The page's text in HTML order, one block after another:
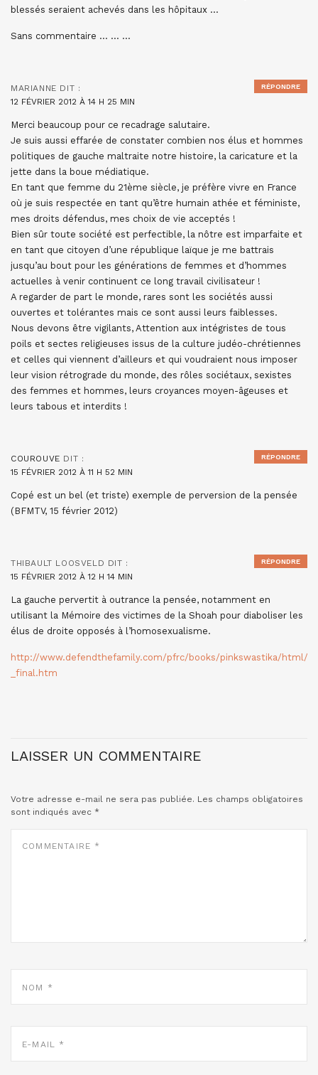
blessés seraient achevés dans les hôpitaux …
Sans commentaire … … …
MARIANNE DIT :
12 FÉVRIER 2012 À 14 H 25 MIN
Merci beaucoup pour ce recadrage salutaire.
Je suis aussi effarée de constater combien nos élus et hommes
politiques de gauche maltraite notre histoire, la caricature et la
jette dans la boue médiatique.
En tant que femme du 21ème siècle, je préfère vivre en France
où je suis respectée en tant qu’être humain athée et féministe,
mes droits défendus, mes choix de vie acceptés !
Bien sûr toute société est perfectible, la nôtre est imparfaite et
en tant que citoyen d’une république laïque je me battrais
jusqu’au bout pour les générations de femmes et d’hommes
actuelles à venir continuent ce long travail civilisateur !
A regarder de part le monde, rares sont les sociétés aussi
ouvertes et tolérantes mais ce sont aussi leurs faiblesses.
Nous devons être vigilants, Attention aux intégristes de tous
poils et sectes religieuses issus de la culture judéo-chrétiennes
et celles qui viennent d’ailleurs et qui voudraient nous imposer
leur vision rétrograde du monde, des rôles sociétaux, sexistes
des femmes et hommes, leurs croyances moyen-âgeuses et
leurs tabous et interdits !
RÉPONDRE
COUROUVE DIT :
15 FÉVRIER 2012 À 11 H 52 MIN
Copé est un bel (et triste) exemple de perversion de la pensée
(BFMTV, 15 février 2012)
RÉPONDRE
THIBAULT LOOSVELD DIT :
15 FÉVRIER 2012 À 12 H 14 MIN
La gauche pervertit à outrance la pensée, notamment en
utilisant la Mémoire des victimes de la Shoah pour diaboliser les
élus de droite opposés à l’homosexualisme.
http://www.defendthefamily.com/pfrc/books/pinkswastika/html/
_final.htm
RÉPONDRE
LAISSER UN COMMENTAIRE
Votre adresse e-mail ne sera pas publiée. Les champs obligatoires
sont indiqués avec *
MAIL